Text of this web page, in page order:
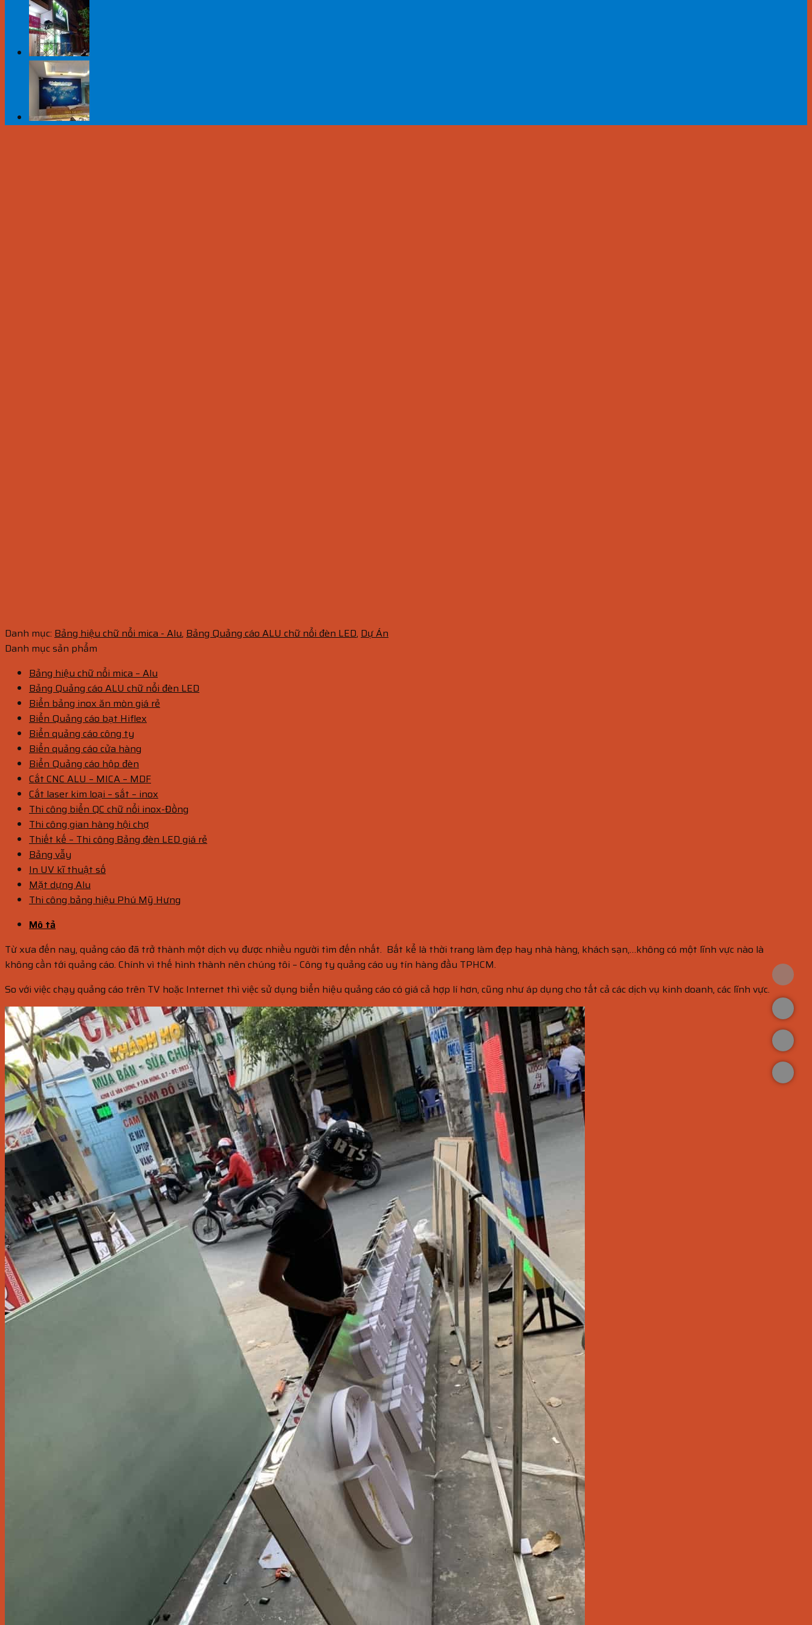
Danh mục: Bảng hiệu chữ nổi mica - Alu, Bảng Quảng cáo ALU chữ nổi đèn LED, Dự Án
Danh mục sản phẩm
Bảng hiệu chữ nổi mica – Alu
Bảng Quảng cáo ALU chữ nổi đèn LED
Biển bảng inox ăn mòn giá rẻ
Biển Quảng cáo bạt Hiflex
Biển quảng cáo công ty
Biển quảng cáo cửa hàng
Biển Quảng cáo hộp đèn
Cắt CNC ALU – MICA – MDF
Cắt laser kim loại – sắt – inox
Thi công biển QC chữ nổi inox-Đồng
Thi công gian hàng hội chợ
Thiết kế – Thi công Bảng đèn LED giá rẻ
Bảng vẫy
In UV kĩ thuật số
Mặt dựng Alu
Thi công bảng hiệu Phú Mỹ Hưng
Mô tả
Từ xưa đến nay, quảng cáo đã trở thành một dịch vụ được nhiều người tìm đến nhất. Bất kể là thời trang làm đẹp hay nhà hàng, khách sạn,…không có một lĩnh vực nào là
không cần tới quảng cáo. Chính vì thế hình thành nên chúng tôi – Công ty quảng cáo uy tín hàng đầu TPHCM.
So với việc chạy quảng cáo trên TV hoặc Internet thì việc sử dụng biển hiệu quảng cáo có giá cả hợp lí hơn, cũng như áp dụng cho tất cả các dịch vụ kinh doanh, các lĩnh vực.